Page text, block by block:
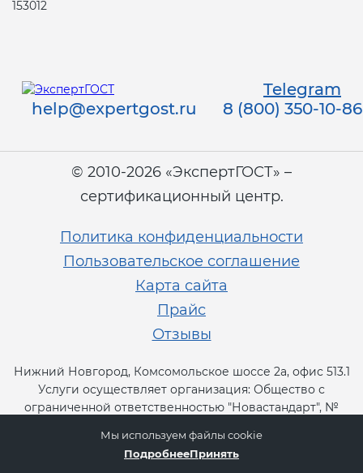
153012
Telegram
help@expertgost.ru
8 (800) 350-10-86
© 2010-2026 «ЭкспертГОСТ» –
сертификационный центр.
Политика конфиденциальности
Пользовательское соглашение
Карта сайта
Прайс
Отзывы
Нижний Новгород, Комсомольское шоссе 2а, офис 513.1
Услуги осуществляет организация: Общество с
ограниченной ответственностью "Новастандарт", №
Мы используем файлы cookie
ПодробнееПринять